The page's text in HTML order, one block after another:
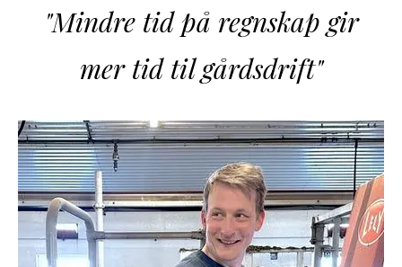
"Mindre tid på regnskap gir
mer tid til gårdsdrift"